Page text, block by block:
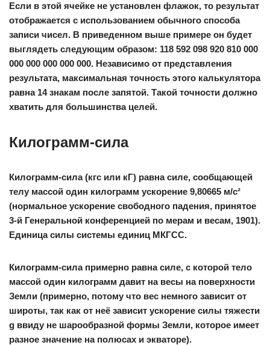
Если в этой ячейке не установлен флажок, то результат
отображается с использованием обычного способа
записи чисел. В приведенном выше примере он будет
выглядеть следующим образом: 118 592 098 920 810 000
000 000 000 000 000. Независимо от представления
результата, максимальная точность этого калькулятора
равна 14 знакам после запятой. Такой точности должно
хватить для большинства целей.
Килограмм-сила
Килограмм-сила(кгс или кГ) равна силе, сообщающей
телу массой один килограмм ускорение 9,80665 м/с²
(нормальное ускорение свободного падения, принятое
3-й Генеральной конференцией по мерам и весам, 1901).
Единица силы системы единиц МКГСС.
Килограмм-силапримерно равна силе, с которой тело
массой один килограмм давит на весы на поверхности
Земли (примерно, потому что вес немного зависит от
широты, так как от неё зависит ускорение силы тяжести
g ввиду не шарообразной формы Земли, которое имеет
разное значение на полюсах и экваторе).